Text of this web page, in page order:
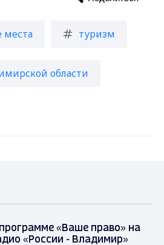
места туризм
области
«Ваше право» на
«России - Владимир»